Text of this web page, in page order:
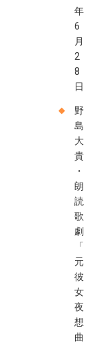
年
6
月
2
8
日
野
島
大
貴
・
朗
読
歌
劇
「
元
彼
女
夜
想
曲